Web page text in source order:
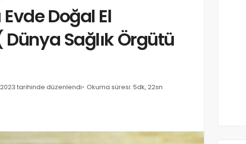
Doğal El
Dünya Sağlık Örgütü
2023 tarihinde düzenlendi Okuma süresi: 5dk, 22sn